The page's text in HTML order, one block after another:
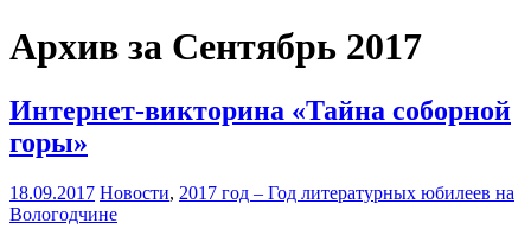
Архив за Сентябрь 2017
Интернет-викторина «Тайна соборной
горы»
18.09.2017 Новости, 2017 год – Год литературных юбилеев на
Вологодчине